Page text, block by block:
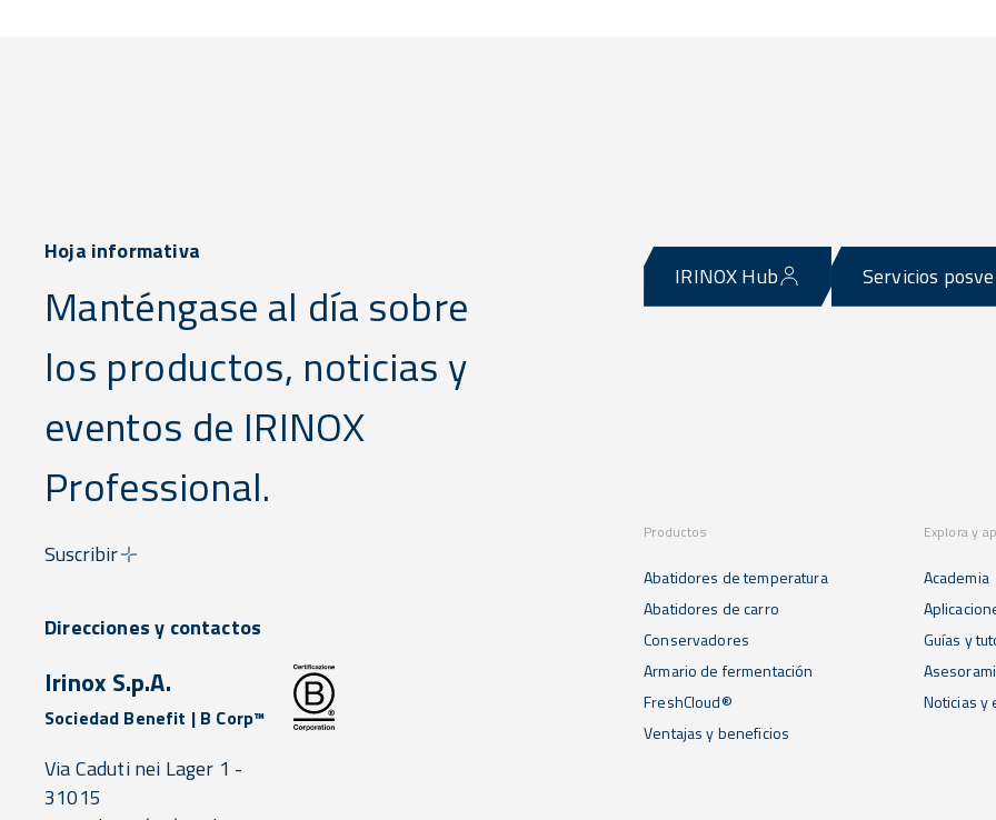
Hoja informativa
Manténgase al día sobre
los productos, noticias y
eventos de IRINOX
Professional.
Suscribir
IRINOX Hub Servicios
Productos
Abatidores de temperatura
Abatidores de carro
Conservadores
Armario de fermentación
FreshCloud®
Ventajas y beneficios
Explora y
Academia
Guías y
Noticias y
Direcciones y contactos
Irinox S.p.A.
Sociedad Benefit | B Corp™
Via Caduti nei Lager 1 -
31015